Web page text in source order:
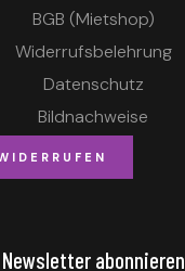
BGB (Mietshop)
Widerrufsbelehrung
Datenschutz
Bildnachweise
Newsletter abonnieren